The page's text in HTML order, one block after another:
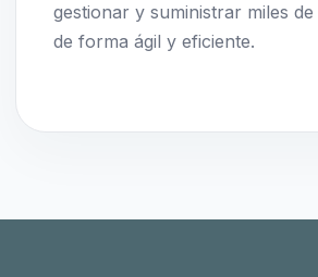
gestionar y suministrar miles
de forma ágil y eficiente.